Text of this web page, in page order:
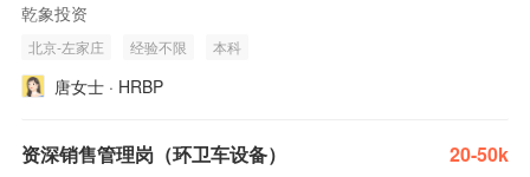
乾象投资
北京-左家庄 经验不限 本科
唐女士 · HRBP
资深销售管理岗（环卫车设备） 20-50k